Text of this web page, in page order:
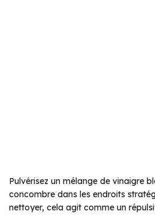
Pulvérisez un mélange de vinaigre
concombre dans les endroits
nettoyer, cela agit comme un